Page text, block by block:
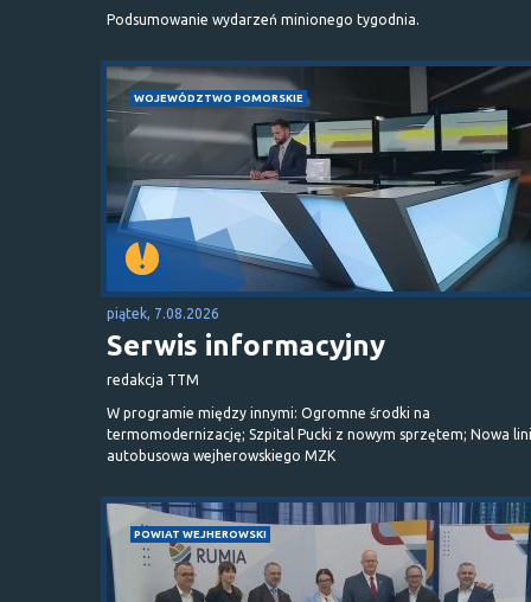
Podsumowanie wydarzeń minionego tygodnia.
WOJEWÓDZTWO POMORSKIE
piątek, 7.08.2026
Serwis informacyjny
redakcja TTM
W programie między innymi: Ogromne środki na
termomodernizację; Szpital Pucki z nowym sprzętem; Nowa
autobusowa wejherowskiego MZK
POWIAT WEJHEROWSKI